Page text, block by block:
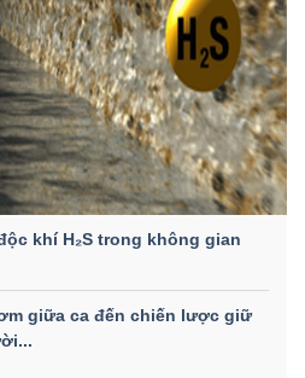
khí H₂S trong không gian
giữa ca đến chiến lược giữ